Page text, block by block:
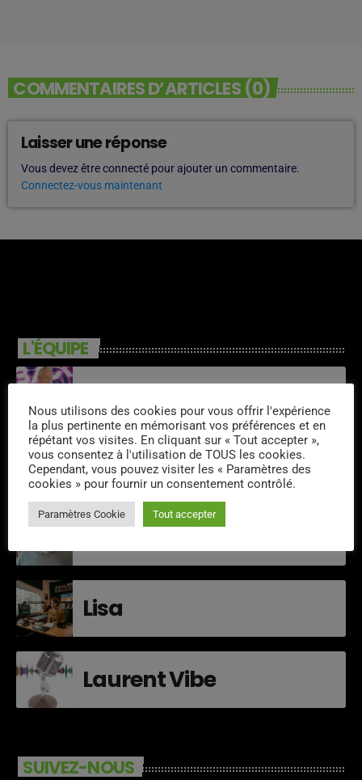
COMMENTAIRES D’ARTICLES (0)
Laisser une réponse
Vous devez être connecté pour ajouter un commentaire.
Connectez-vous maintenant
L'ÉQUIPE
Thity
Philippe Detraux
Lisa
Laurent Vibe
SUIVEZ-NOUS
Nous utilisons des cookies pour vous offrir l'expérience
la plus pertinente en mémorisant vos préférences et en
répétant vos visites. En cliquant sur « Tout accepter »,
vous consentez à l'utilisation de TOUS les cookies.
Cependant, vous pouvez visiter les « Paramètres des
cookies » pour fournir un consentement contrôlé.
Paramètres Cookie Tout accepter